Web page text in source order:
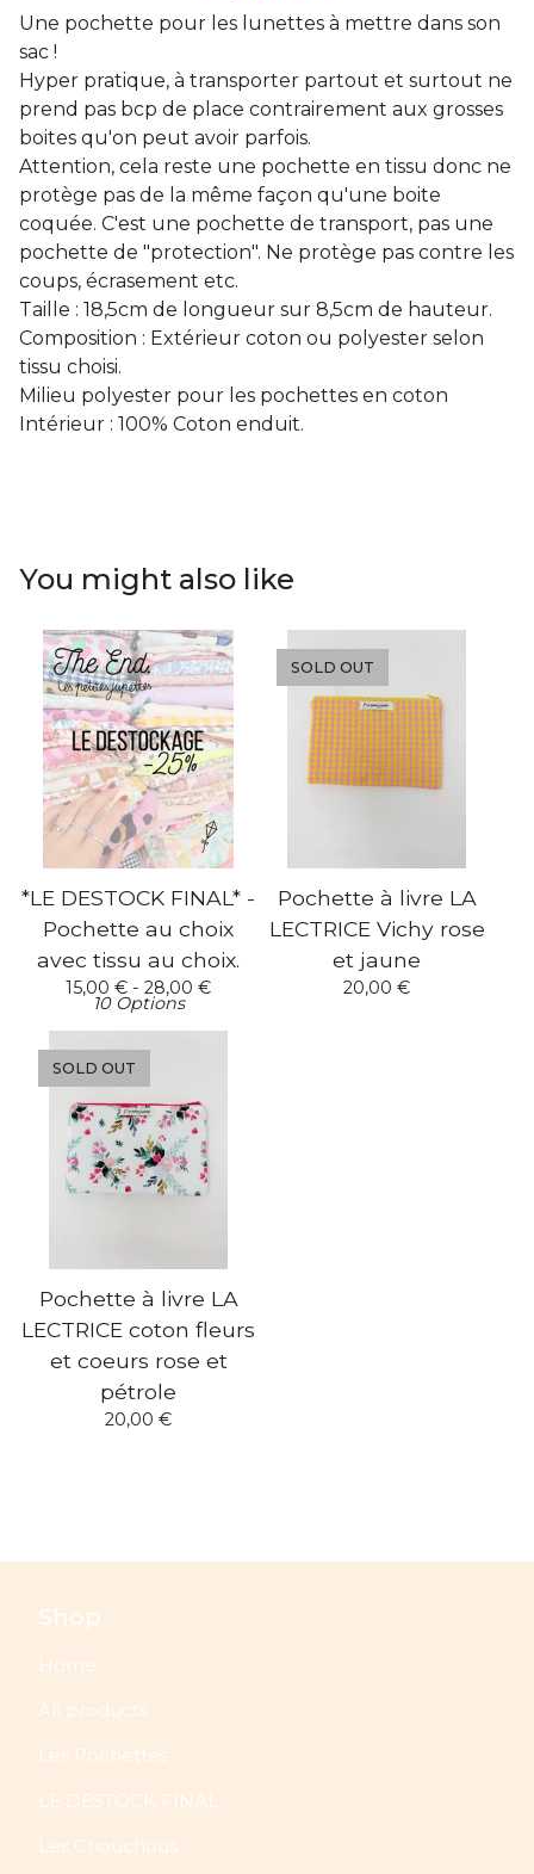
Une pochette pour les lunettes à mettre dans son
sac !
Hyper pratique, à transporter partout et surtout ne
prend pas bcp de place contrairement aux grosses
boites qu'on peut avoir parfois.
Attention, cela reste une pochette en tissu donc ne
protège pas de la même façon qu'une boite
coquée. C'est une pochette de transport, pas une
pochette de "protection". Ne protège pas contre les
coups, écrasement etc.
Taille : 18,5cm de longueur sur 8,5cm de hauteur.
Composition : Extérieur coton ou polyester selon
tissu choisi.
Milieu polyester pour les pochettes en coton
Intérieur : 100% Coton enduit.
You might also like
*LE DESTOCK FINAL* -
Pochette au choix
avec tissu au choix.
15,00 € - 28,00 €
10 Options
SOLD OUT
Pochette à livre LA
LECTRICE Vichy rose
et jaune
20,00 €
SOLD OUT
Pochette à livre LA
LECTRICE coton fleurs
et coeurs rose et
pétrole
20,00 €
Shop
Home
All products
Les Pochettes
LE DESTOCK FINAL
Les Chouchous